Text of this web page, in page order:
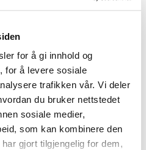
for å gi innhold og
for å levere sosiale
trafikken vår. Vi deler
du bruker nettstedet
sosiale medier,
som kan kombinere den
gjort tilgjengelig for dem,